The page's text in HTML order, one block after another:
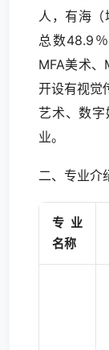
人，有海
总数48.9
MFA美术、
开设有视觉
艺术、数
业。
二、专业介
专业
名称